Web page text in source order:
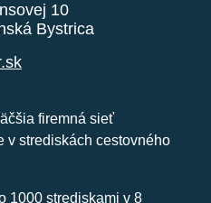
10
Bystrica
firemná sieť
v strediskách cestovného
1000 strediskami v 8